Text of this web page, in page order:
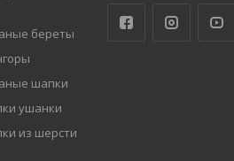
береты
шапки
ушанки
из шерсти